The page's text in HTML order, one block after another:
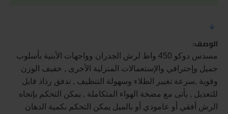
الوصف:
مسدس دوكو 450 واط لرش الجدران وواجهات الأبنية بأسلوب
جميل وإحترافي والإستعمالات المنزلية الأخرى , خفيف الوزن
وقوية ,سرعة تغيير الطلاء وسهولة التنظيف , تدفق رذاذ قابل
للتعديل , يأتى مع مضخة الهواء المتكاملة , يمكن التحكم بإتجاه
الرش أفقي أو عامودي أو بالميل يمكن التحكم بكمية الدهان